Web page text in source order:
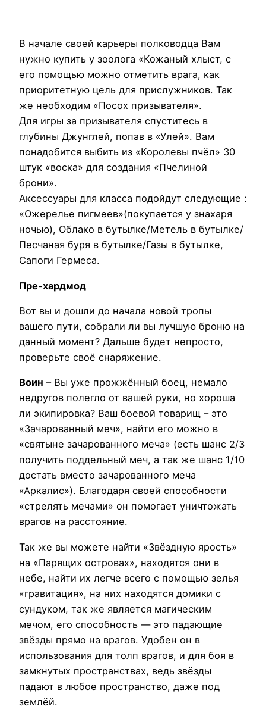
В начале своей карьеры полководца Вам
нужно купить у зоолога «Кожаный хлыст, с
его помощью можно отметить врага, как
приоритетную цель для прислужников. Так
же необходим «Посох призывателя».
Для игры за призывателя спуститесь в
глубины Джунглей, попав в «Улей». Вам
понадобится выбить из «Королевы пчёл» 30
штук «воска» для создания «Пчелиной
брони».
Аксессуары для класса подойдут следующие :
«Ожерелье пигмеев»(покупается у знахаря
ночью), Облако в бутылке/Метель в бутылке/
Песчаная буря в бутылке/Газы в бутылке,
Сапоги Гермеса.
Пре-хардмод
Вот вы и дошли до начала новой тропы
вашего пути, собрали ли вы лучшую броню на
данный момент? Дальше будет непросто,
проверьте своё снаряжение.
Воин – Вы уже прожжённый боец, немало
недругов полегло от вашей руки, но хороша
ли экипировка? Ваш боевой товарищ – это
«Зачарованный меч», найти его можно в
«святыне зачарованного меча» (есть шанс 2/3
получить поддельный меч, а так же шанс 1/10
достать вместо зачарованного меча
«Аркалис»). Благодаря своей способности
«стрелять мечами» он помогает уничтожать
врагов на расстояние.
Так же вы можете найти «Звёздную ярость»
на «Парящих островах», находятся они в
небе, найти их легче всего с помощью зелья
«гравитация», на них находятся домики с
сундуком, так же является магическим
мечом, его способность — это падающие
звёзды прямо на врагов. Удобен он в
использования для толп врагов, и для боя в
замкнутых пространствах, ведь звёзды
падают в любое пространство, даже под
землёй.